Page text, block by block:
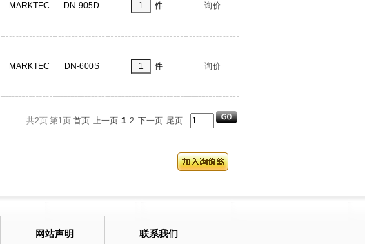
MARKTEC DN-905D 件 询价
MARKTEC DN-600S 件 询价
共2页 第1页 首页 上一页 1 2 下一页 尾页
网站声明 联系我们